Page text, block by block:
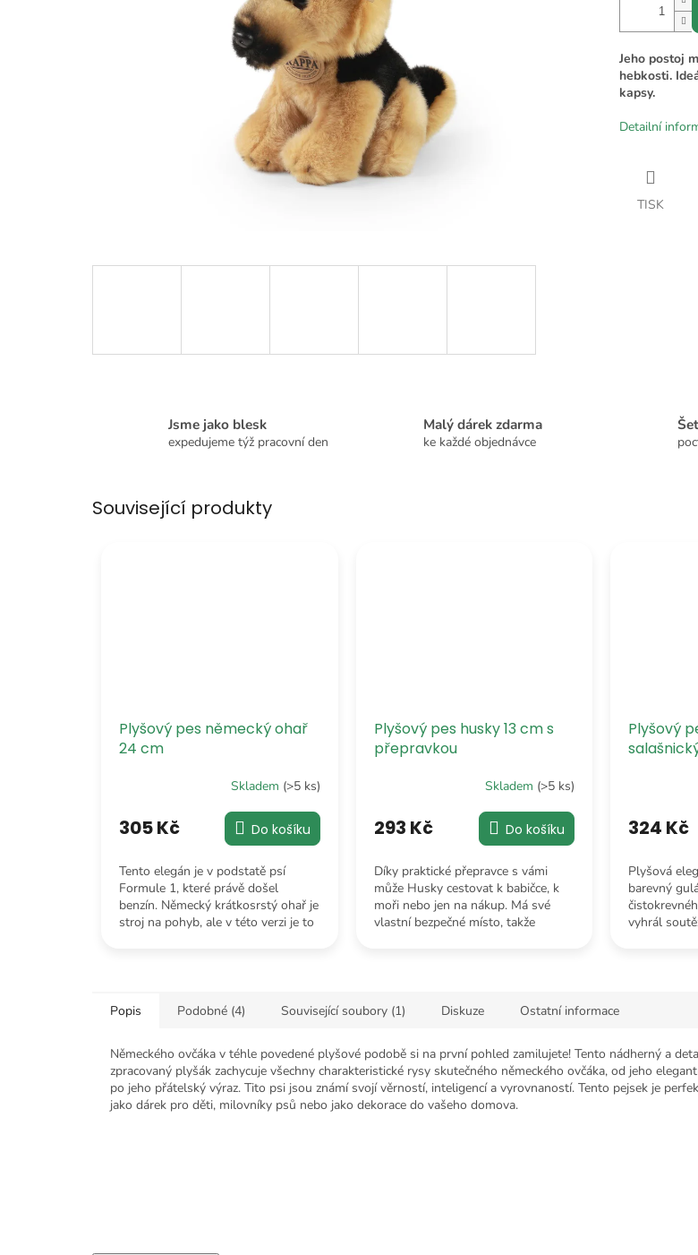
Jeho postoj
hebkosti.
kapsy.
Detailní
TISK
Jsme jako blesk
expedujeme týž pracovní den
Malý dárek zdarma
ke každé objednávce
Související produkty
Plyšový pes německý ohař
24 cm
Skladem (>5 ks)
305 Kč Do košíku
Tento elegán je v podstatě psí
Formule 1, které právě došel
benzín. Německý krátkosrstý ohař je
stroj na pohyb, ale v této verzi je to
Plyšový pes husky 13 cm s
přepravkou
Skladem (>5 ks)
293 Kč Do košíku
Díky praktické přepravce s vámi
může Husky cestovat k babičce, k
moři nebo jen na nákup. Má své
vlastní bezpečné místo, takže
Plyšový
324 Kč
Plyšová
barevný
vyhrál
Popis Podobné (4) Související soubory (1) Diskuze Ostatní informace
Německého ovčáka v téhle povedené plyšové podobě si na první pohled zamilujete! Tento nádherný a
zpracovaný plyšák zachycuje všechny charakteristické rysy skutečného německého ovčáka, od jeho
po jeho přátelský výraz. Tito psi jsou známí svojí věrností, inteligencí a vyrovnaností. Tento pejsek je
jako dárek pro děti, milovníky psů nebo jako dekorace do vašeho domova.